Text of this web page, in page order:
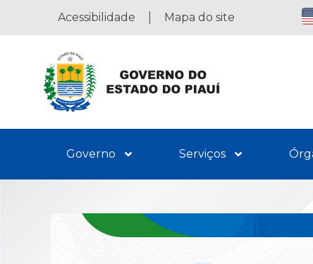
Acessibilidade Mapa do site
Governo Serviços